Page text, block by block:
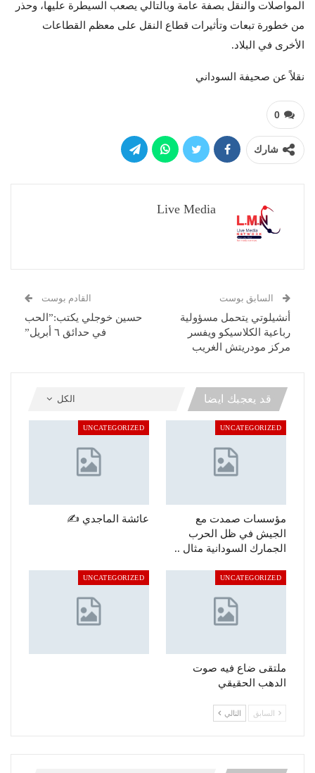
المواصلات والنقل بصفة عامة وبالتالي يصعب السيطرة عليها، وحذر
من خطورة تبعات وتأثيرات قطاع النقل على معظم القطاعات
الأخرى في البلاد.
نقلاً عن صحيفة السوداني
0
شارك
Live Media
السابق بوست
أنشيلوتي يتحمل مسؤولية
رباعية الكلاسيكو ويفسر
مركز مودريتش الغريب
القادم بوست
حسين خوجلي يكتب:”الحب
في حدائق ٦ أبريل”
الكل قد يعجبك ايضا
UNCATEGORIZED
مؤسسات صمدت مع
الجيش في ظل الحرب
الجمارك السودانية مثال ..
UNCATEGORIZED
عائشة الماجدي ✍️
UNCATEGORIZED
ملتقى ضاع فيه صوت
الدهب الحقيقي
UNCATEGORIZED
السابق التالي